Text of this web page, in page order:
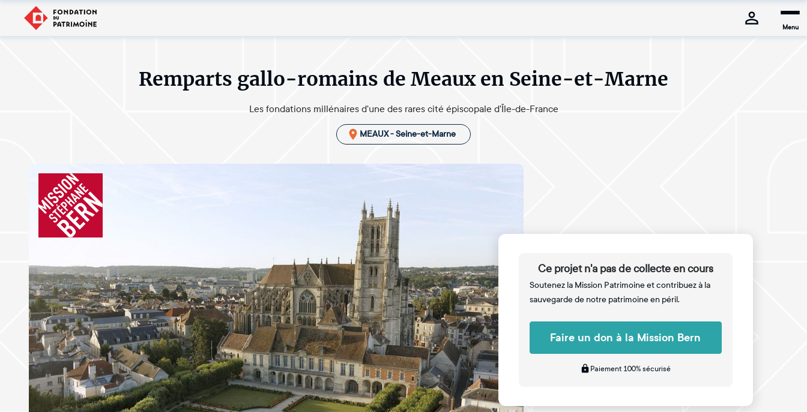
Menu
Remparts gallo-romains de Meaux en Seine-et-Marne
Les fondations millénaires d'une des rares cité épiscopale d'Île-de-France
MEAUX - Seine-et-Marne
Ce projet n'a pas de collecte en cours
Soutenez la Mission Patrimoine et contribuez à la
sauvegarde de notre patrimoine en péril.
Faire un don à la Mission Bern
Paiement 100% sécurisé